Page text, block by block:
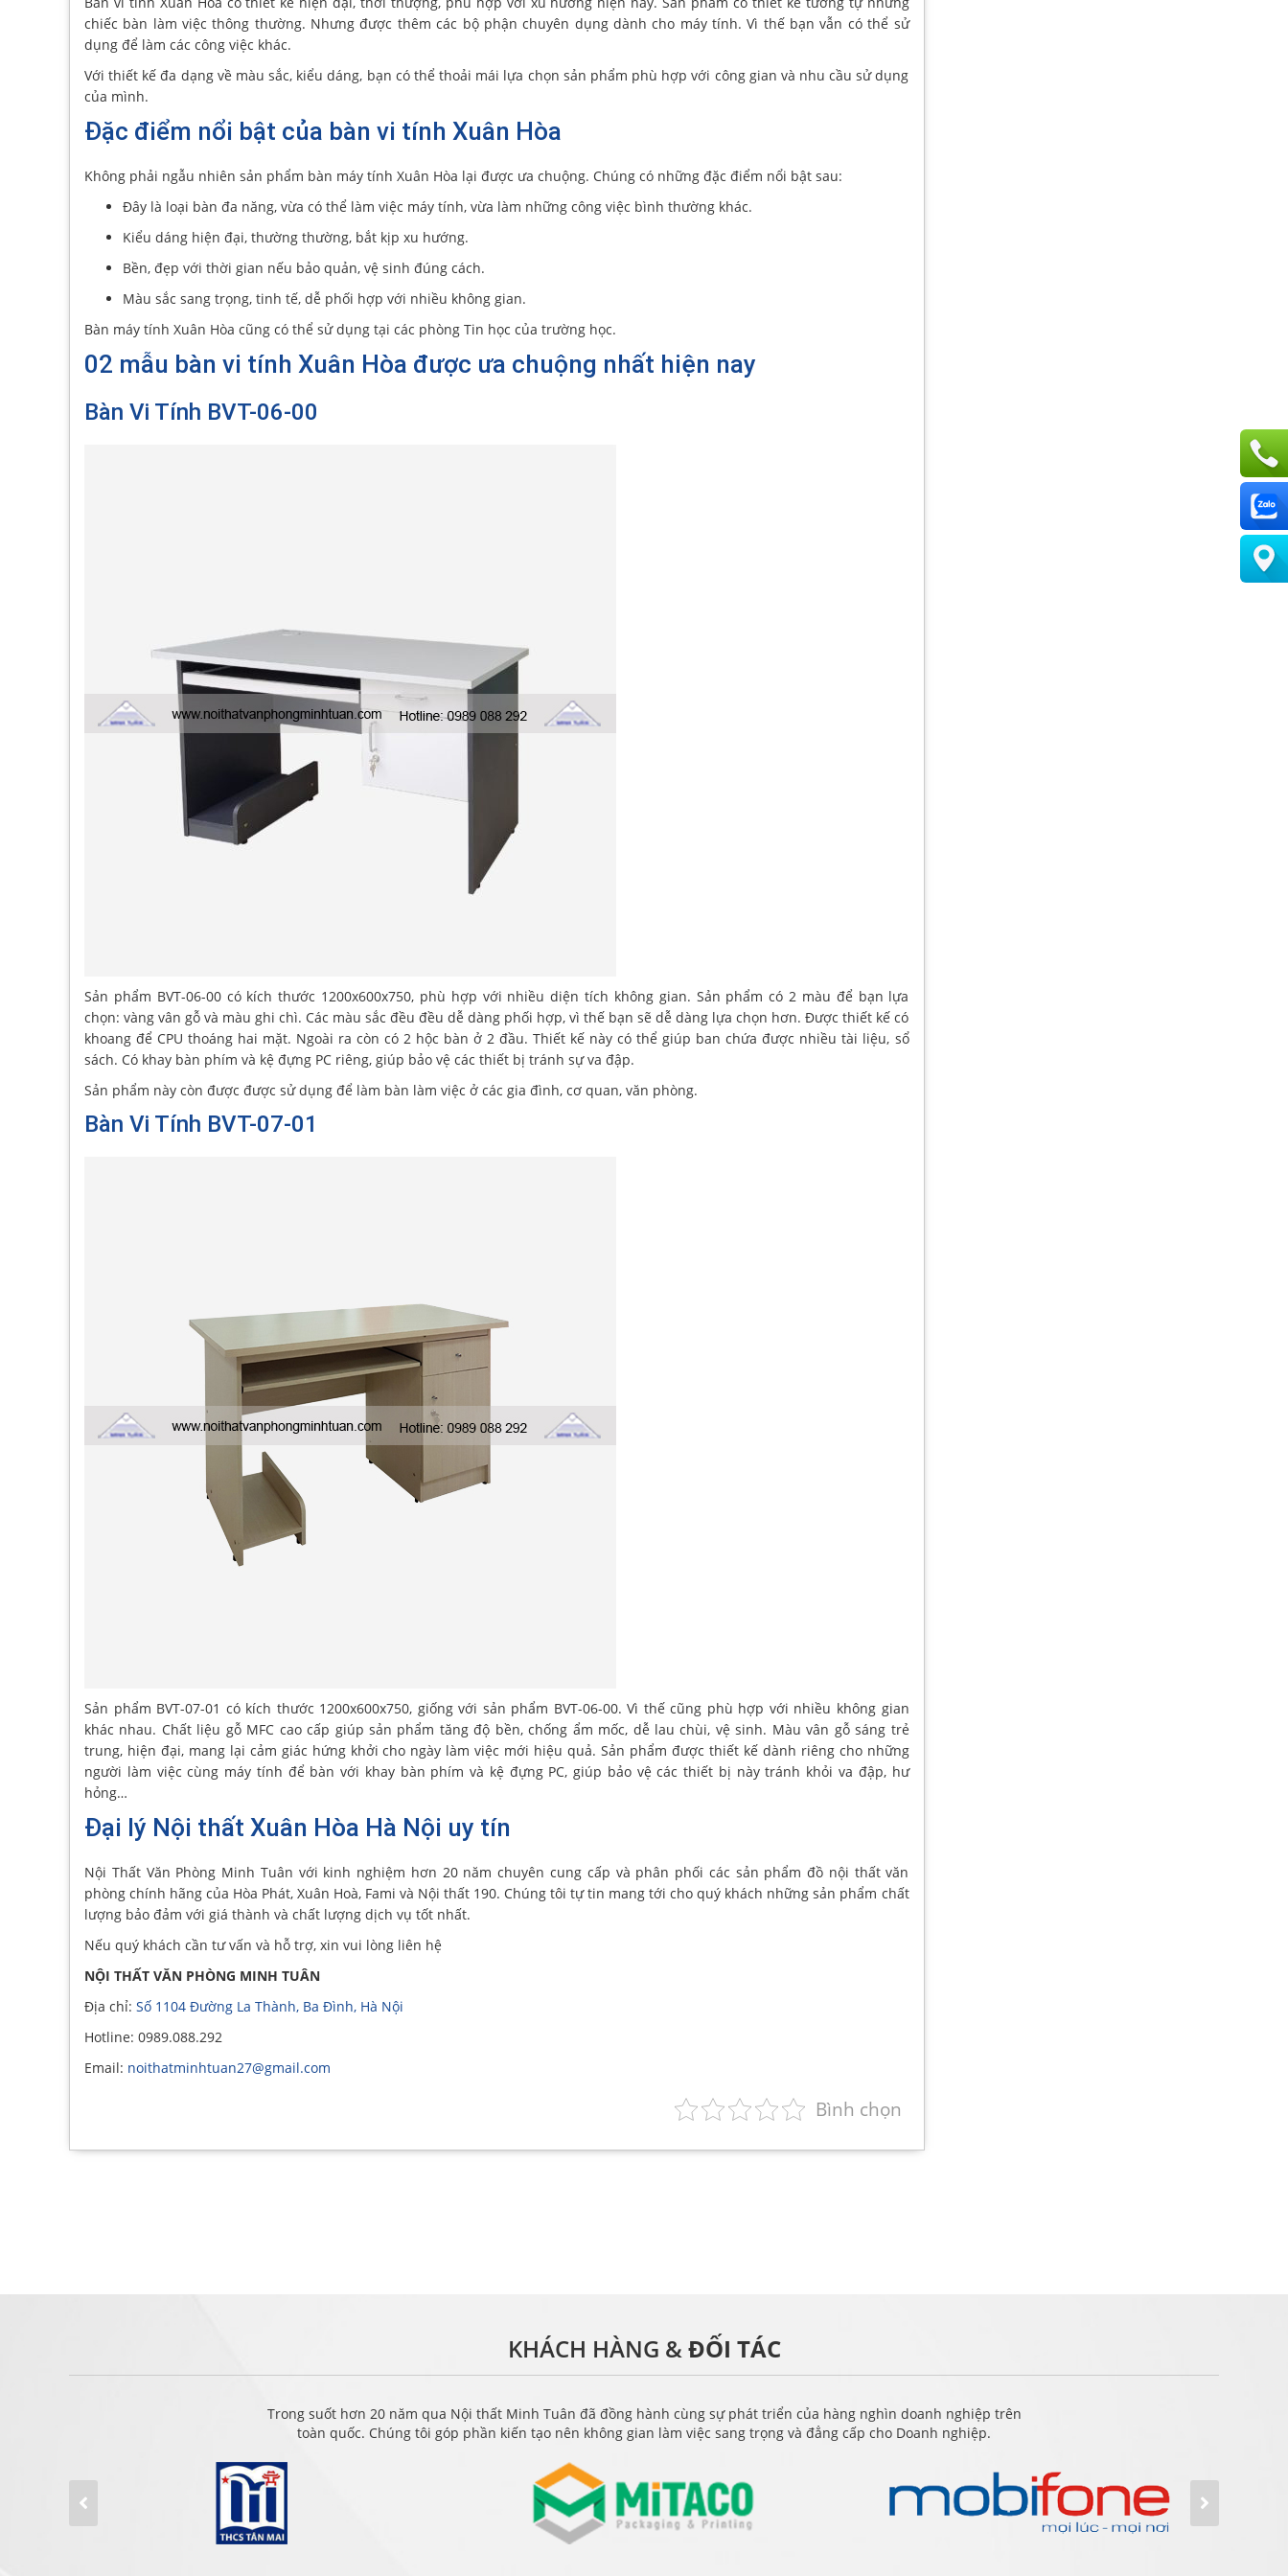
chiếc bàn làm việc thông thường. Nhưng được thêm các bộ phận chuyên dụng dành cho máy tính. Vì thế bạn vẫn có thể sử
dụng để làm các công việc khác.
Với thiết kế đa dạng về màu sắc, kiểu dáng, bạn có thể thoải mái lựa chọn sản phẩm phù hợp với công gian và nhu cầu sử dụng
của mình.
Đặc điểm nổi bật của bàn vi tính Xuân Hòa
Không phải ngẫu nhiên sản phẩm bàn máy tính Xuân Hòa lại được ưa chuộng. Chúng có những đặc điểm nổi bật sau:
Đây là loại bàn đa năng, vừa có thể làm việc máy tính, vừa làm những công việc bình thường khác.
Kiểu dáng hiện đại, thường thường, bắt kịp xu hướng.
Bền, đẹp với thời gian nếu bảo quản, vệ sinh đúng cách.
Màu sắc sang trọng, tinh tế, dễ phối hợp với nhiều không gian.
Bàn máy tính Xuân Hòa cũng có thể sử dụng tại các phòng Tin học của trường học.
02 mẫu bàn vi tính Xuân Hòa được ưa chuộng nhất hiện nay
Bàn Vi Tính BVT-06-00
Sản phẩm BVT-06-00 có kích thước 1200x600x750, phù hợp với nhiều diện tích không gian. Sản phẩm có 2 màu để bạn lựa
chọn: vàng vân gỗ và màu ghi chì. Các màu sắc đều đều dễ dàng phối hợp, vì thế bạn sẽ dễ dàng lựa chọn hơn. Được thiết kế có
khoang để CPU thoáng hai mặt. Ngoài ra còn có 2 hộc bàn ở 2 đầu. Thiết kế này có thể giúp ban chứa được nhiều tài liệu, sổ
sách. Có khay bàn phím và kệ đựng PC riêng, giúp bảo vệ các thiết bị tránh sự va đập.
Sản phẩm này còn được được sử dụng để làm bàn làm việc ở các gia đình, cơ quan, văn phòng.
Bàn Vi Tính BVT-07-01
Sản phẩm BVT-07-01 có kích thước 1200x600x750, giống với sản phẩm BVT-06-00. Vì thế cũng phù hợp với nhiều không gian
khác nhau. Chất liệu gỗ MFC cao cấp giúp sản phẩm tăng độ bền, chống ẩm mốc, dễ lau chùi, vệ sinh. Màu vân gỗ sáng trẻ
trung, hiện đại, mang lại cảm giác hứng khởi cho ngày làm việc mới hiệu quả. Sản phẩm được thiết kế dành riêng cho những
người làm việc cùng máy tính để bàn với khay bàn phím và kệ đựng PC, giúp bảo vệ các thiết bị này tránh khỏi va đập, hư
hỏng…
Đại lý Nội thất Xuân Hòa Hà Nội uy tín
Nội Thất Văn Phòng Minh Tuân với kinh nghiệm hơn 20 năm chuyên cung cấp và phân phối các sản phẩm đồ nội thất văn
phòng chính hãng của Hòa Phát, Xuân Hoà, Fami và Nội thất 190. Chúng tôi tự tin mang tới cho quý khách những sản phẩm chất
lượng bảo đảm với giá thành và chất lượng dịch vụ tốt nhất.
Nếu quý khách cần tư vấn và hỗ trợ, xin vui lòng liên hệ
NỘI THẤT VĂN PHÒNG MINH TUÂN
Địa chỉ: Số 1104 Đường La Thành, Ba Đình, Hà Nội
Hotline: 0989.088.292
Email: noithatminhtuan27@gmail.com
Bình chọn
KHÁCH HÀNG &ĐỐI TÁC
Trong suốt hơn 20 năm qua Nội thất Minh Tuân đã đồng hành cùng sự phát triển của hàng nghìn doanh nghiệp trên
toàn quốc. Chúng tôi góp phần kiến tạo nên không gian làm việc sang trọng và đẳng cấp cho Doanh nghiệp.